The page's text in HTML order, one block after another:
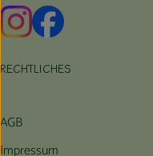
Externer Link zu
Externer Link
RECHTLICHES
AGB
Impressum